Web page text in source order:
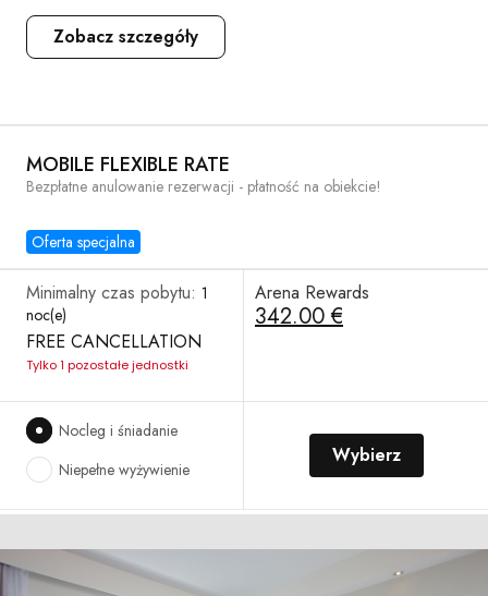
Zobacz szczegóły
MOBILE FLEXIBLE RATE
Oferta specjalna
Bezpłatne anulowanie rezerwacji - płatność na obiekcie!
Minimalny czas pobytu: 1
noc(e)
FREE CANCELLATION
Tylko 1 pozostałe jednostki
Arena Rewards
342.00 €
Nocleg i śniadanie
Niepełne wyżywienie
Wybierz